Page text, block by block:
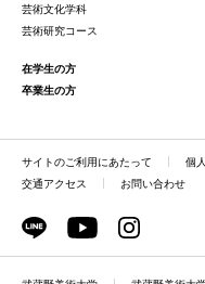
芸術文化学科
芸術研究コース
在学生の方
卒業生の方
サイトのご利用にあたって 個
交通アクセス
お問い合わせ